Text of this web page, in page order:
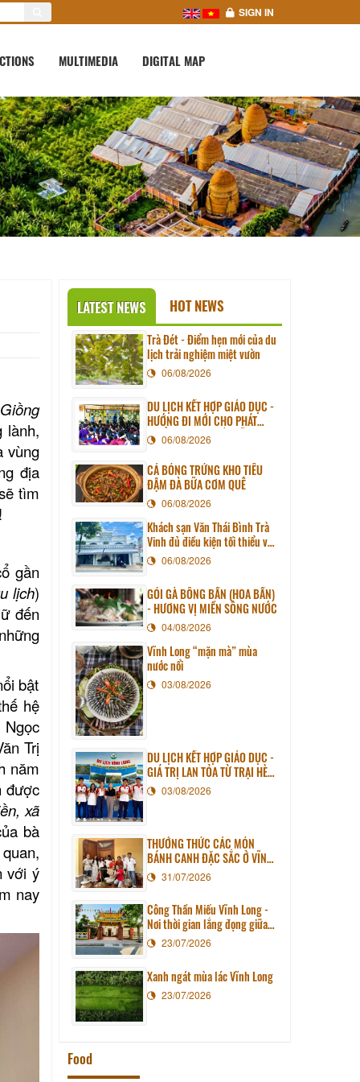
SIGN IN
MULTIMEDIA DIGITAL MAP
lành,
vùng
địa
tìm
gần
lịch)
đến
bật
hệ
Trị
năm
được
xã
bà
với ý
nay
LATEST NEWS HOT NEWS
Trà Đét - Điểm hẹn mới của du
lịch trải nghiệm miệt vườn
06/08/2026
DU LỊCH KẾT HỢP GIÁO DỤC -
HƯỚNG ĐI MỚI CHO PHÁT
TRIỂN DU LỊCH BỀN VỮNG
06/08/2026
CÁ BÓNG TRỨNG KHO TIÊU
ĐẬM ĐÀ BỮA CƠM QUÊ
06/08/2026
Khách sạn Văn Thái Bình Trà
Vinh đủ điều kiện tối thiểu về
cơ sở vật chất kỹ thuật và
dịch vụ của cơ sở lưu trú du
lịch
06/08/2026
GỎI GÀ BÔNG BẦN (HOA BẦN)
- HƯƠNG VỊ MIỀN SÔNG NƯỚC
04/08/2026
Vĩnh Long “mặn mà” mùa
nước nổi
03/08/2026
DU LỊCH KẾT HỢP GIÁO DỤC -
GIÁ TRỊ LAN TỎA TỪ TRẠI HÈ
PHƯƠNG NAM NĂM 2026
03/08/2026
THƯỞNG THỨC CÁC MÓN
BÁNH CANH ĐẶC SẮC Ở VĨNH
LONG31/07/2026
Công Thần Miếu Vĩnh Long -
Nơi thời gian lắng đọng giữa
lòng phố thị
23/07/2026
Xanh ngát mùa lác Vĩnh Long
23/07/2026
Food